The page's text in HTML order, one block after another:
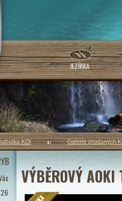
JEZÍRKA
KOI Galerie prodaných
VÝBĚROVÝ